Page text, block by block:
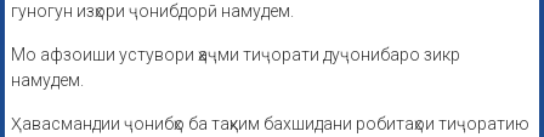
гуногун изҳори ҷонибдорӣ намудем.
Мо афзоиши устувори ҳаҷми тиҷорати дуҷонибаро зикр
намудем.
Ҳавасмандии ҷонибҳо ба таҳким бахшидани робитаҳои тиҷоратию